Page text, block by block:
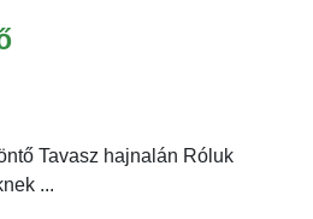
Tavasz hajnalán Róluk
...